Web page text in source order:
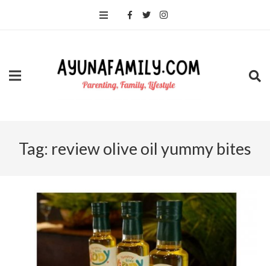
Tag: review olive oil yummy bites